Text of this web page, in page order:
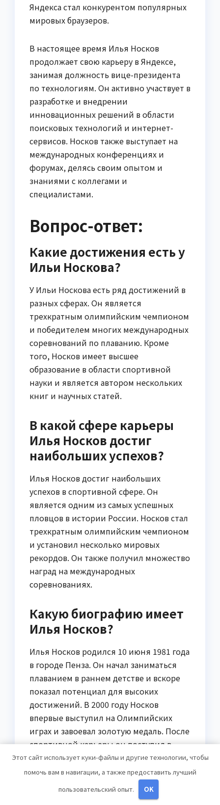
Яндекса стал конкурентом популярных
мировых браузеров.
В настоящее время Илья Носков
продолжает свою карьеру в Яндексе,
занимая должность вице-президента
по технологиям. Он активно участвует в
разработке и внедрении
инновационных решений в области
поисковых технологий и интернет-
сервисов. Носков также выступает на
международных конференциях и
форумах, делясь своим опытом и
знаниями с коллегами и
специалистами.
Вопрос-ответ:
Какие достижения есть у
Ильи Носкова?
У Ильи Носкова есть ряд достижений в
разных сферах. Он является
трехкратным олимпийским чемпионом
и победителем многих международных
соревнований по плаванию. Кроме
того, Носков имеет высшее
образование в области спортивной
науки и является автором нескольких
книг и научных статей.
В какой сфере карьеры
Илья Носков достиг
наибольших успехов?
Илья Носков достиг наибольших
успехов в спортивной сфере. Он
является одним из самых успешных
пловцов в истории России. Носков стал
трехкратным олимпийским чемпионом
и установил несколько мировых
рекордов. Он также получил множество
наград на международных
соревнованиях.
Какую биографию имеет
Илья Носков?
Илья Носков родился 10 июня 1981 года
в городе Пенза. Он начал заниматься
плаванием в раннем детстве и вскоре
показал потенциал для высоких
достижений. В 2000 году Носков
впервые выступил на Олимпийских
играх и завоевал золотую медаль. После
спортивной карьеры он поступил в
Российскую академию физической
культуры и стал успешным тренером
Этот сайт использует куки-файлы и другие технологии, чтобы
помочь вам в навигации, а также предоставить лучший
пользовательский опыт.
OK